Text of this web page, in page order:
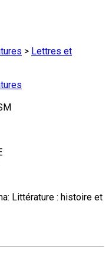
> Lettres et
Littérature : histoire et